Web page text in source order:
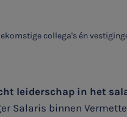
collega's én
leiderschap in het
Salaris binnen